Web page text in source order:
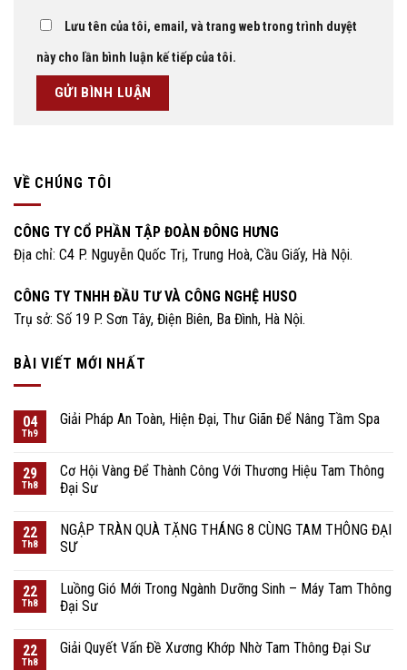
VỀ CHÚNG TÔI
CÔNG TY CỔ PHẦN TẬP ĐOÀN ĐÔNG HƯNG
Địa chỉ: C4 P. Nguyễn Quốc Trị, Trung Hoà, Cầu Giấy, Hà Nội.
CÔNG TY TNHH ĐẦU TƯ VÀ CÔNG NGHỆ HUSO
Trụ sở: Số 19 P. Sơn Tây, Điện Biên, Ba Đình, Hà Nội.
BÀI VIẾT MỚI NHẤT
04
Th9
Giải Pháp An Toàn, Hiện Đại, Thư Giãn Để Nâng Tầm Spa
29
Th8
Cơ Hội Vàng Để Thành Công Với Thương Hiệu Tam Thông
Đại Sư
22
Th8
NGẬP TRÀN QUÀ TẶNG THÁNG 8 CÙNG TAM THÔNG ĐẠI
SƯ
22
Th8
Luồng Gió Mới Trong Ngành Dưỡng Sinh – Máy Tam Thông
Đại Sư
22
Th8
Giải Quyết Vấn Đề Xương Khớp Nhờ Tam Thông Đại Sư
Lưu tên của tôi, email, và trang web trong trình duyệt
này cho lần bình luận kế tiếp của tôi.